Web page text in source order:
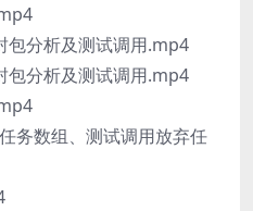
分析及测试调用.mp4
分析及测试调用.mp4
务数组、测试调用放弃任